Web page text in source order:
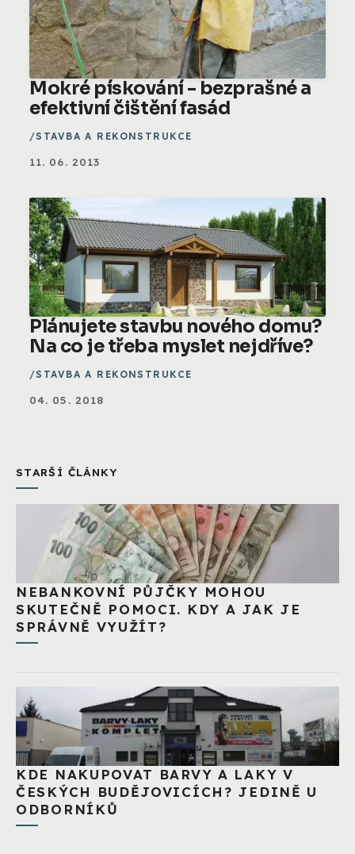
Mokré pískování - bezprašné a
efektivní čištění fasád
STAVBA A REKONSTRUKCE
11. 06. 2013
Plánujete stavbu nového domu?
Na co je třeba myslet nejdříve?
STAVBA A REKONSTRUKCE
04. 05. 2018
STARŠÍ ČLÁNKY
NEBANKOVNÍ PŮJČKY MOHOU
SKUTEČNĚ POMOCI. KDY A JAK JE
SPRÁVNĚ VYUŽÍT?
KDE NAKUPOVAT BARVY A LAKY V
ČESKÝCH BUDĚJOVICÍCH? JEDINĚ U
ODBORNÍKŮ